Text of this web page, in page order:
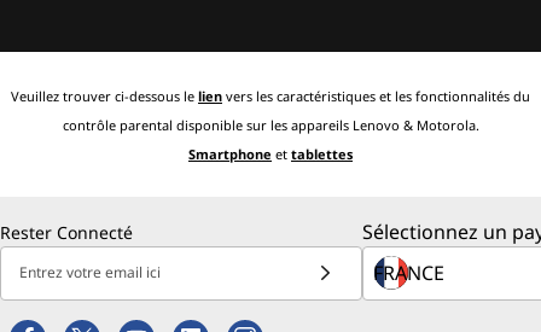
Veuillez trouver ci-dessous le lien vers les caractéristiques et les fonctionnalités du
contrôle parental disponible sur les appareils Lenovo & Motorola.
Smartphone et tablettes
Rester Connecté
Entrez votre email ici
Sélectionnez un